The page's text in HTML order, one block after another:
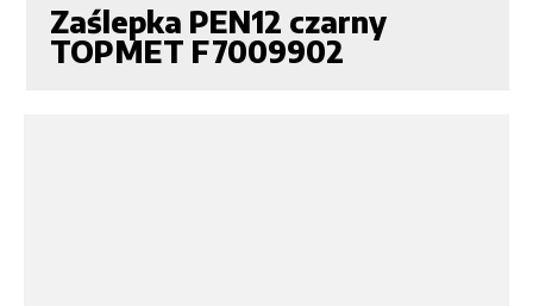
Zaślepka PEN12 czarny
TOPMET F7009902